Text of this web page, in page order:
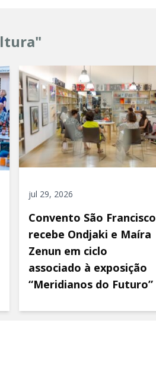
jul 29, 2026
Convento São Francisco
recebe Ondjaki e Maíra
Zenun em ciclo
associado à exposição
“Meridianos do Futuro”